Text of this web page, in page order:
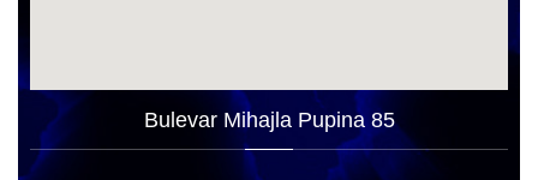
Bulevar Mihajla Pupina 85